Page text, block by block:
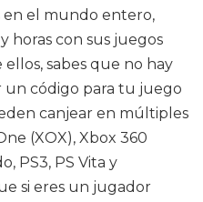
en el mundo entero,
horas con sus juegos
ellos, sabes que no hay
un código para tu juego
canjear en múltiples
(XOX), Xbox 360
PS3, PS Vita y
si eres un jugador